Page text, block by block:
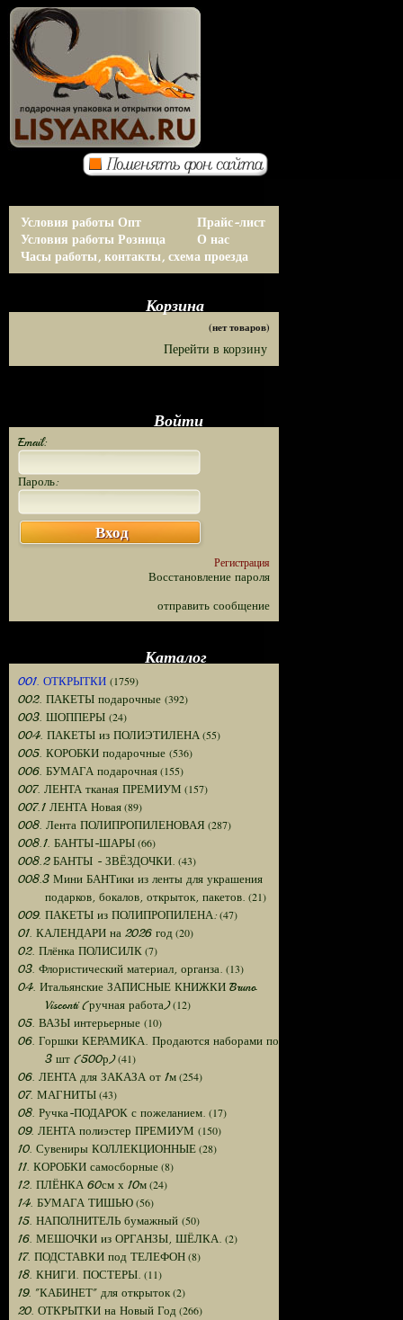
Условия работы Опт
Условия работы Розница
Прайс-лист
О нас
Часы работы, контакты, схема проезда
Корзина
(нет товаров)
Перейти в корзину
Войти
Email:
Пароль:
Вход
Регистрация
Восстановление пароля
отправить сообщение
Каталог
001. ОТКРЫТКИ (1759)
002. ПАКЕТЫ подарочные (392)
003. ШОППЕРЫ (24)
004. ПАКЕТЫ из ПОЛИЭТИЛЕНА(55)
005. КОРОБКИ подарочные (536)
006. БУМАГА подарочная(155)
007. ЛЕНТА тканая ПРЕМИУМ (157)
007.1 ЛЕНТА Новая(89)
008. Лента ПОЛИПРОПИЛЕНОВАЯ (287)
008.1. БАНТЫ-ШАРЫ(66)
008.2 БАНТЫ - ЗВЁЗДОЧКИ. (43)
008.3 Мини БАНТики из ленты для украшения
подарков, бокалов, открыток, пакетов. (21)
009. ПАКЕТЫ из ПОЛИПРОПИЛЕНА:(47)
01. КАЛЕНДАРИ на 2026 год (20)
02. Плёнка ПОЛИСИЛК(7)
03. Флористический материал, органза. (13)
04. Итальянские ЗАПИСНЫЕ КНИЖКИ Bruno
Visconti (ручная работа)(12)
05. ВАЗЫ интерьерные (10)
06. Горшки КЕРАМИКА. Продаются наборами по
3 шт (500р)(41)
06. ЛЕНТА для ЗАКАЗА от 1м(254)
07. МАГНИТЫ(43)
08. Ручка-ПОДАРОК с пожеланием. (17)
09. ЛЕНТА полиэстер ПРЕМИУМ (150)
10. Сувениры КОЛЛЕКЦИОННЫЕ(28)
11. КОРОБКИ самосборные(8)
12. ПЛЁНКА 60см х 10м(24)
14. БУМАГА ТИШЬЮ(56)
15. НАПОЛНИТЕЛЬ бумажный (50)
16. МЕШОЧКИ из ОРГАНЗЫ, ШЁЛКА. (2)
17. ПОДСТАВКИ под ТЕЛЕФОН(8)
18. КНИГИ. ПОСТЕРЫ. (11)
19. "КАБИНЕТ" для открыток(2)
20. ОТКРЫТКИ на Новый Год (266)